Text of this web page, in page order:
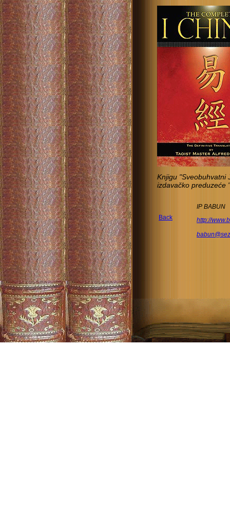
Knjigu "Sveobuhvatni
izdavačko preduzeće
Back
IP BABUN
http://